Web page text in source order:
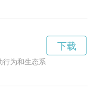
为和生态系统的先进设备
下载